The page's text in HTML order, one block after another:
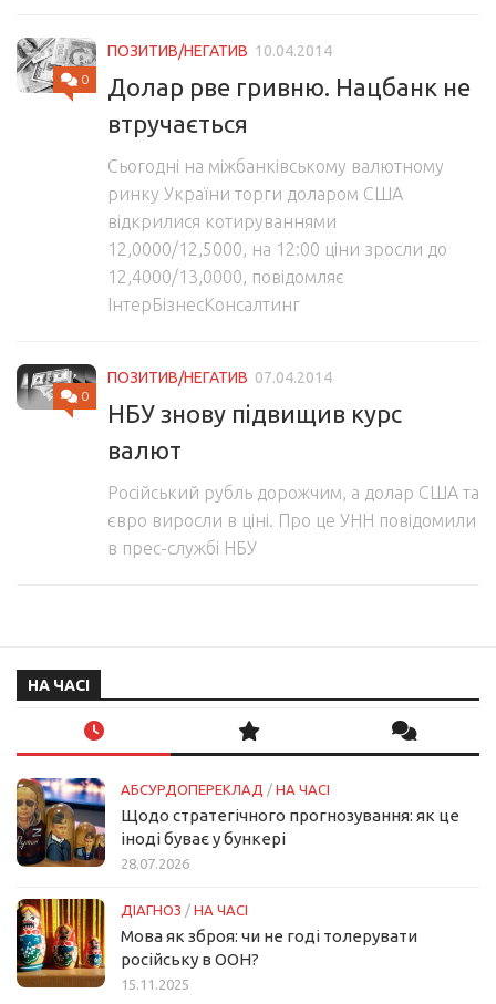
0
ПОЗИТИВ/НЕГАТИВ 10.04.2014
Долар рве гривню. Нацбанк не
втручається
Сьогодні на міжбанківському валютному
ринку України торги доларом США
відкрилися котируваннями
12,0000/12,5000, на 12:00 ціни зросли до
12,4000/13,0000, повідомляє
ІнтерБізнесКонсалтинг
0
ПОЗИТИВ/НЕГАТИВ 07.04.2014
НБУ знову підвищив курс
валют
Російський рубль дорожчим, а долар США та
євро виросли в ціні. Про це УНН повідомили
в прес-службі НБУ
НА ЧАСІ
АБСУРДОПЕРЕКЛАД / НА ЧАСІ
Щодо стратегічного прогнозування: як це
іноді буває у бункері
28.07.2026
ДІАГНОЗ / НА ЧАСІ
Мова як зброя: чи не годі толерувати
російську в ООН?
15.11.2025